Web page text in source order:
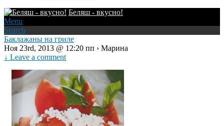
Беляш - вкусно!
Menu
Search
Баклажаны на гриле
Ноя 23rd, 2013 @ 12:20 пп › Марина
↓ Leave a comment